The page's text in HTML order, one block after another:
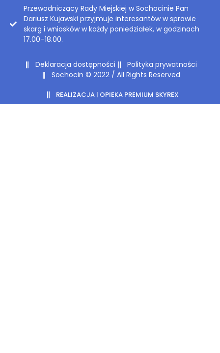
Przewodniczący Rady Miejskiej w Sochocinie Pan
Dariusz Kujawski przyjmuje interesantów w sprawie
skarg i wniosków w każdy poniedziałek, w godzinach
17.00–18.00.
Deklaracja dostępności
Polityka prywatności
Sochocin © 2022 / All Rights Reserved
REALIZACJA | OPIEKA PREMIUM SKYREX